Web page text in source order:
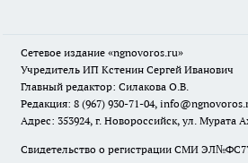
Сетевое издание «ngnovoros.ru»
Учредитель ИП Кстенин Сергей Иванович
Главный редактор: Силакова О.В.
Редакция: 8 (967) 930-71-04,
Адрес: 353924, г. Новороссийск, ул. Мурата
Свидетельство о регистрации СМИ